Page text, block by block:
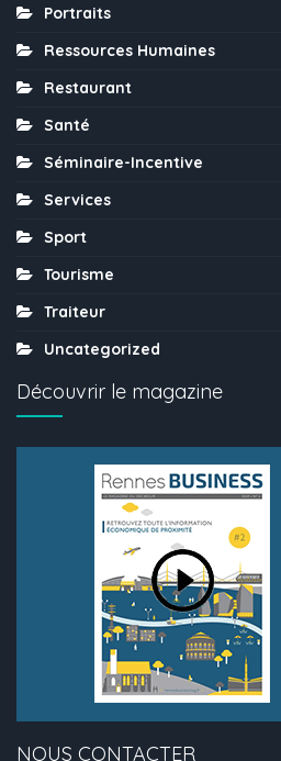
Portraits
Ressources Humaines
Restaurant
Santé
Séminaire-Incentive
Services
Sport
Tourisme
Traiteur
Uncategorized
Découvrir le magazine
NOUS CONTACTER